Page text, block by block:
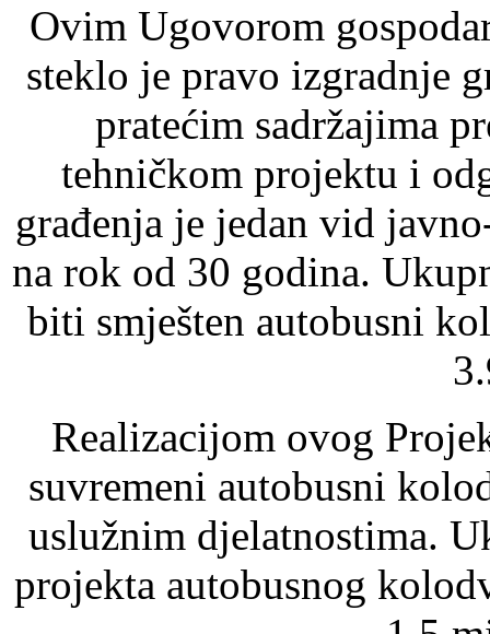
Ovim Ugovorom
steklo je pravo izgradnje
pratećim sadržajima
tehničkom projektu i
građenja je jedan vid
na rok od 30 godina.
biti smješten autobusni
Realizacijom ovog
suvremeni autobusni
uslužnim djelatnostima.
projekta autobusnog